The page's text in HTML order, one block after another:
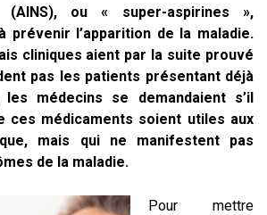
(AINS), ou « super-aspirines »,
prévenir l’apparition de la maladie.
cliniques aient par la suite prouvé
pas les patients présentant déjà
les médecins se demandaient s’il
ces médicaments soient utiles aux
mais qui ne manifestent pas
de la maladie.
Pour mettre